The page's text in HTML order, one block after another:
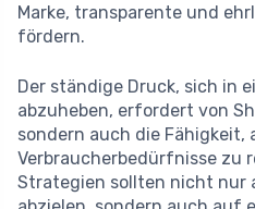
Marke, transparente und
fördern.
Der ständige Druck, sich in
abzuheben, erfordert von
sondern auch die
Verbraucherbedürfnisse zu
Strategien sollten nicht nur